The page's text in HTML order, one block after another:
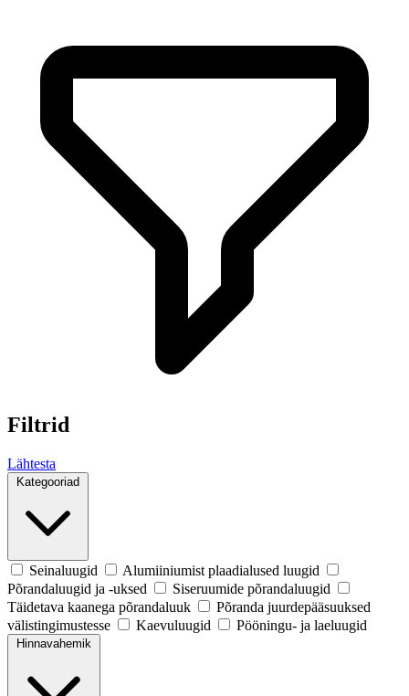
Filtrid
Lähtesta
Kategooriad
Seinaluugid
Alumiiniumist plaadialused luugid
Põrandaluugid ja -uksed
Siseruumide põrandaluugid
Täidetava kaanega põrandaluuk
Põranda juurdepääsuuksed
välistingimustesse
Kaevuluugid Pööningu- ja laeluugid
Hinnavahemik